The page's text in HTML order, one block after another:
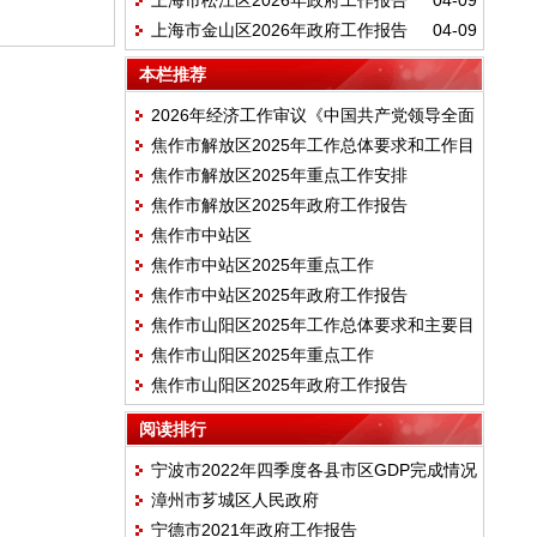
04-09
上海市金山区2026年政府工作报告
本栏推荐
2026年经济工作审议《中国共产党领导全面
依法治国工作条例》
焦作市解放区2025年工作总体要求和工作目
标
焦作市解放区2025年重点工作安排
焦作市解放区2025年政府工作报告
焦作市中站区
焦作市中站区2025年重点工作
焦作市中站区2025年政府工作报告
焦作市山阳区2025年工作总体要求和主要目
标
焦作市山阳区2025年重点工作
焦作市山阳区2025年政府工作报告
阅读排行
宁波市2022年四季度各县市区GDP完成情况
漳州市芗城区人民政府
宁德市2021年政府工作报告